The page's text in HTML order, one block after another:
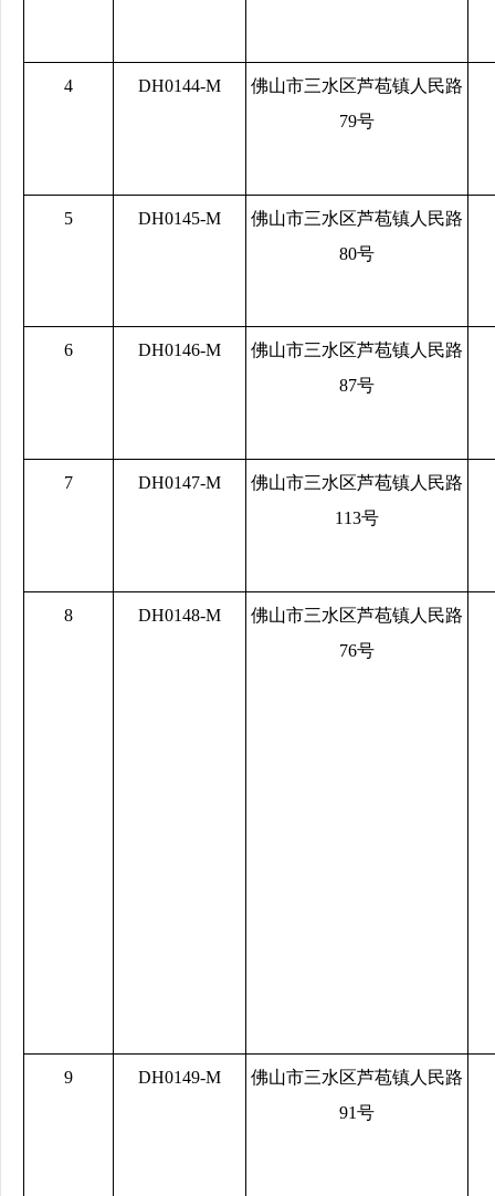
4 DH0144-M
佛山市三水区芦苞镇人民路
79号
5 DH0145-M
佛山市三水区芦苞镇人民路
80号
6 DH0146-M
佛山市三水区芦苞镇人民路
87号
7 DH0147-M
佛山市三水区芦苞镇人民路
113号
8 DH0148-M
佛山市三水区芦苞镇人民路
76号
9 DH0149-M
佛山市三水区芦苞镇人民路
91号